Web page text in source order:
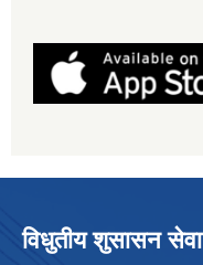
विधुतीय शुसासन सेवा